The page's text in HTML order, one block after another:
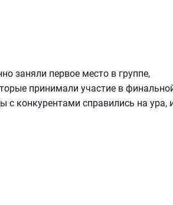
заняли первое место в группе,
принимали участие в
с конкурентами справились на ура,